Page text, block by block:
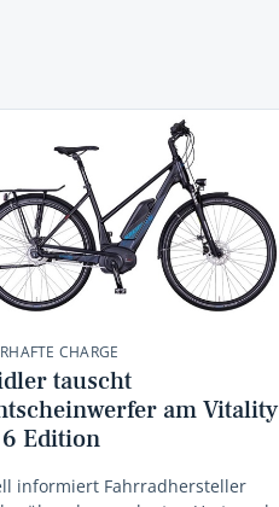
CHARGE
tauscht
am Vitality
Edition
informiert Fahrradhersteller